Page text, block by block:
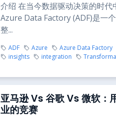
介绍 在当今数据驱动决策的时代
Azure Data Factory (ADF)是一
整...
ADF Azure Azure Data Factory
insights
integration
亚马逊 Vs 谷歌 Vs 微软：
业的竞赛